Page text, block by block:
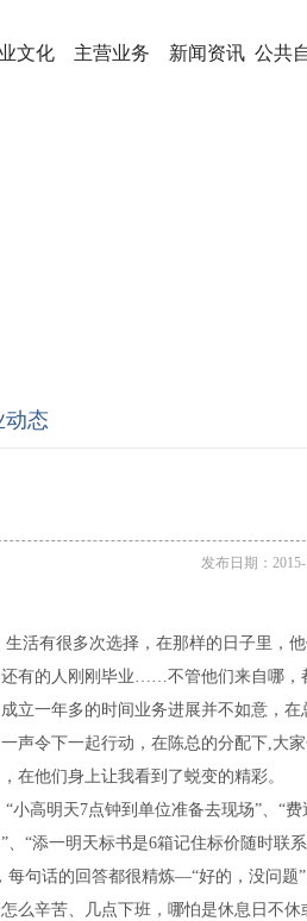
文化 主营业务 新闻资讯 公共
动态
发布日期：
有很多次选择，在那样的日子里，他
有的人刚刚毕业……不管他们来自哪，
立一年多的时间业务进展并不如意，
声令下一起行动，在陈总的分配下,大
在他们身上让我看到了蜕变的精彩。
“小高明天7点钟到单位准备去现场”、“
、“添一明天标书是6箱记住标价随时联
每句话的回答都很精炼—“好的，没问题
么辛苦、几点下班，哪怕是休息日不